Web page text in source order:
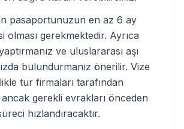
pasaportunuzun en az 6 ay
olması gerekmektedir. Ayrıca
ve uluslararası aşı
bulundurmanız önerilir. Vize
tur firmaları tarafından
ancak gerekli evrakları önceden
hızlandıracaktır.